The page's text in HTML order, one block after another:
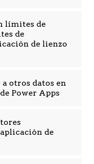
límites de
de
de lienzo
otros datos en
Power Apps
de